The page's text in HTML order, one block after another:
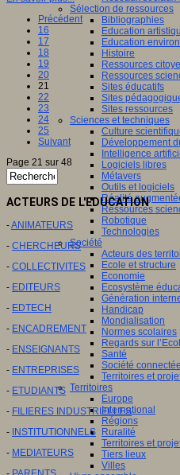
Sélection de ressources
Bibliographies
Education
Education
Histoire
Ressources
Ressources
Sites éducatifs
Sites
Sites ressources
Sciences et techniques
Culture
Développement
Intelligence
Logiciels libres
Métavers
Outils et logiciels
Réalité
Ressources
Robotique
Technologies
Société
Acteurs des
Ecole et structure
Economie
Ecosystème
Génération
Handicap
Mondialisation
Normes scolaires
Regards sur
Santé
Société connectée
Territoires et
Territoires
Europe
International
Régions
Ruralité
Territoires et
Tiers lieux
Villes
Précédent
16
17
18
19
20
21
22
23
24
25
Suivant
Page 21 sur 48
ACTEURS DE L'EDUCATION
-ANIMATEURS
- CHERCHEURS
- COLLECTIVITES
- EDITEURS
- EDTECH
- ENCADREMENT
- ENSEIGNANTS
- ENTREPRISES
- ETUDIANTS
- FILIERES INDUSTRIELLES
- INSTITUTIONNELS
- MEDIATEURS